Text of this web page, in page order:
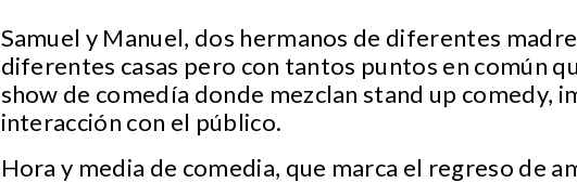
Samuel y Manuel, dos hermanos de diferentes
diferentes casas pero con tantos puntos en común
show de comedía donde mezclan stand up comedy,
interacción con el público.
Hora y media de comedia, que marca el regreso de